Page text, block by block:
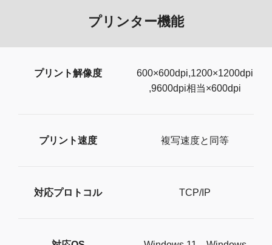
プリンター機能
プリント解像度
600×600dpi,1200×1200dpi
,9600dpi相当×600dpi
プリント速度 複写速度と同等
対応プロトコル TCP/IP